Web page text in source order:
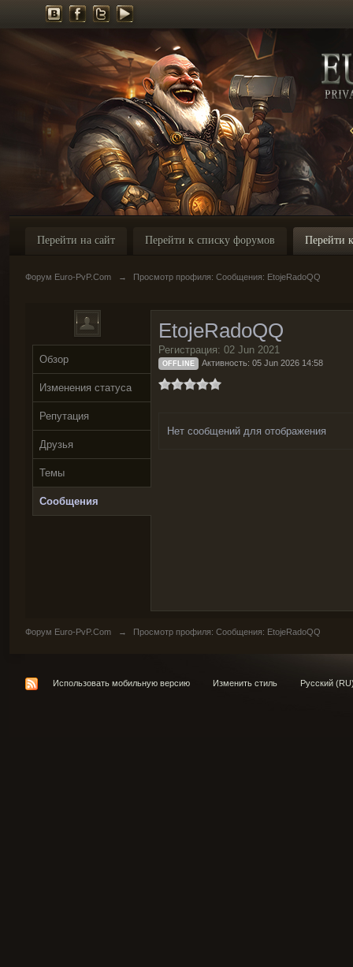
Перейти на сайт Перейти к списку форумов Перейти
Форум Euro-PvP.Com → Просмотр профиля: Сообщения: EtojeRadoQQ
Обзор
Изменения статуса
Репутация
Друзья
Темы
Сообщения
EtojeRadoQQ
Регистрация: 02 Jun 2021
OFFLINE Активность: 05 Jun 2026 14:58
Нет сообщений для отображения
Форум Euro-PvP.Com → Просмотр профиля: Сообщения: EtojeRadoQQ
Использовать мобильную версию Изменить стиль Русский